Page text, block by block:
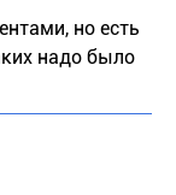
но есть
надо было